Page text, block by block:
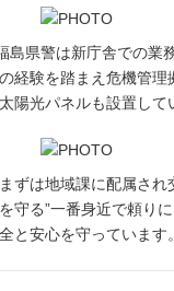
島県警は新庁舎での業
経験を踏まえ危機管理
陽光パネルも設置して
ずは地域課に配属され
守る”一番身近で頼り
と安心を守っています。